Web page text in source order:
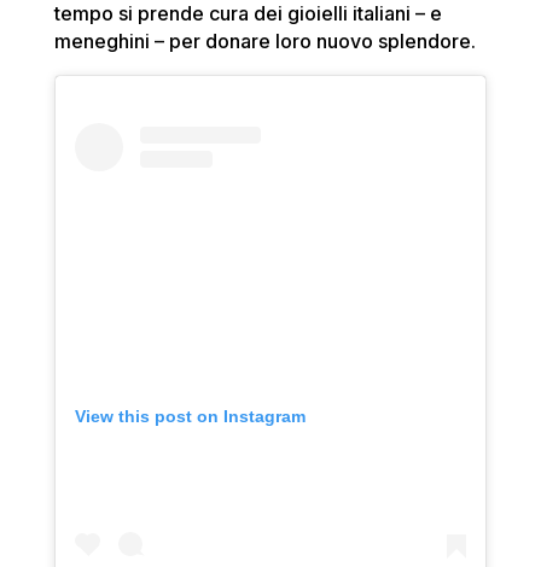
tempo si prende cura dei gioielli italiani – e
meneghini – per donare loro nuovo splendore.
View this post on Instagram